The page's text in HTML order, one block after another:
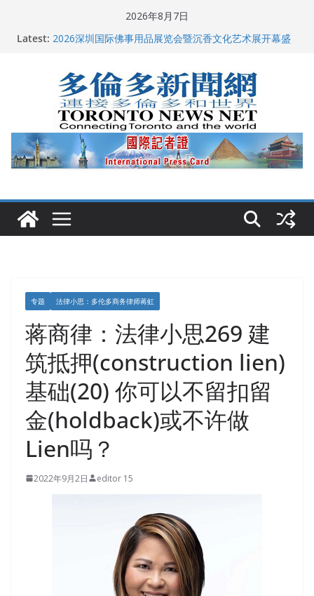
2026年8月7日
Latest: 2026深圳国际佛事用品展览会暨沉香文化艺术展开幕盛
关加拿大就业
2026加拿大青少年儿童绘画比赛颁奖典礼多伦多举行
龚晓华参加多伦多骄傲大游行 与市民分享竞选理念
多伦多市长选举拉开帷幕 多名华人候选人宣布角逐
专题 法律小思：多伦多商务律师蒋虹
蒋商律：法律小思269 建
筑抵押(construction lien)
基础(20) 你可以不留扣留
金(holdback)或不许做
Lien吗？
2022年9月2日 editor 15